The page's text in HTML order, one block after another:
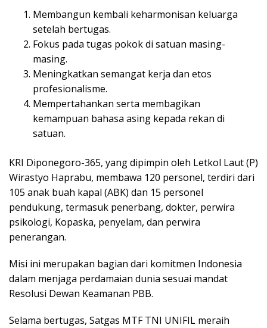
Membangun kembali keharmonisan keluarga
setelah bertugas.
Fokus pada tugas pokok di satuan masing-
masing.
Meningkatkan semangat kerja dan etos
profesionalisme.
Mempertahankan serta membagikan
kemampuan bahasa asing kepada rekan di
satuan.
KRI Diponegoro-365, yang dipimpin oleh Letkol Laut (P)
Wirastyo Haprabu, membawa 120 personel, terdiri dari
105 anak buah kapal (ABK) dan 15 personel
pendukung, termasuk penerbang, dokter, perwira
psikologi, Kopaska, penyelam, dan perwira
penerangan.
Misi ini merupakan bagian dari komitmen Indonesia
dalam menjaga perdamaian dunia sesuai mandat
Resolusi Dewan Keamanan PBB.
Selama bertugas, Satgas MTF TNI UNIFIL meraih